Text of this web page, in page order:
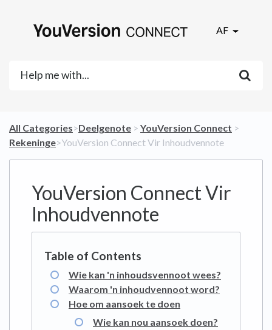
AF
All Categories​>​​Deelgenote ​ > ​ ​YouVersion Connect ​ > ​
Rekeninge​>​ YouVersion Connect Vir Inhoudvennote
YouVersion Connect Vir
Inhoudvennote
Wie kan 'n inhoudsvennoot wees?
Waarom 'n inhoudvennoot word?
Hoe om aansoek te doen
Wie kan nou aansoek doen?